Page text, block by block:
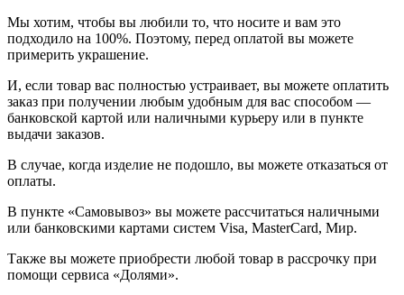
Мы хотим, чтобы вы любили то, что носите и вам это
подходило на 100%. Поэтому, перед оплатой вы можете
примерить украшение.
И, если товар вас полностью устраивает, вы можете оплатить
заказ при получении любым удобным для вас способом —
банковской картой или наличными курьеру или в пункте
выдачи заказов.
В случае, когда изделие не подошло, вы можете отказаться от
оплаты.
В пункте «Самовывоз» вы можете рассчитаться наличными
или банковскими картами систем Visa, MasterCard, Мир.
Также вы можете приобрести любой товар в рассрочку при
помощи сервиса «Долями».